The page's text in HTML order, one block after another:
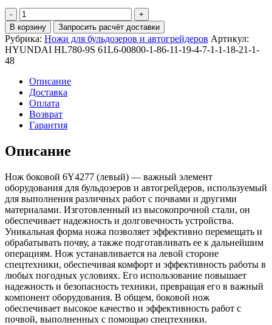
Количество
Нож
боковой
6Y4277
Левый
В корзину Запросить расчёт доставки
Рубрика: Ножи для бульдозеров и автогрейдеров Артикул:
HYUNDAI HL780-9S 61L6-00800-1-86-11-19-4-7-1-1-18-21-1-
48
Описание
Доставка
Оплата
Возврат
Гарантия
Описание
Нож боковой 6Y4277 (левый) — важный элемент
оборудования для бульдозеров и автогрейдеров, используемый
для выполнения различных работ с почвами и другими
материалами. Изготовленный из высокопрочной стали, он
обеспечивает надежность и долговечность устройства.
Уникальная форма ножа позволяет эффективно перемещать и
обрабатывать почву, а также подготавливать ее к дальнейшим
операциям. Нож устанавливается на левой стороне
спецтехники, обеспечивая комфорт и эффективность работы в
любых погодных условиях. Его использование повышает
надежность и безопасность техники, превращая его в важный
компонент оборудования. В общем, боковой нож
обеспечивает высокое качество и эффективность работ с
почвой, выполненных с помощью спецтехники.